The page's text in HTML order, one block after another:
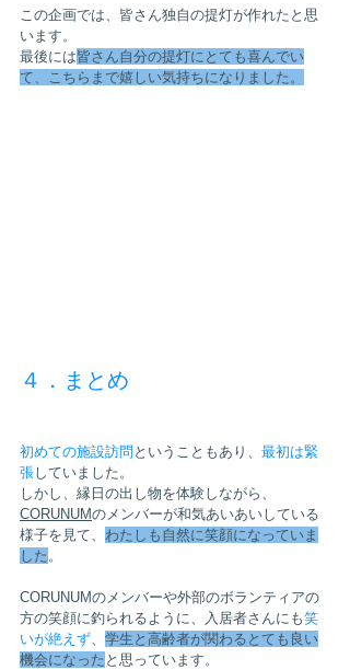
この企画では、皆さん独自の提灯が作れたと思
います。
最後には皆さん自分の提灯にとても喜んでい
て、こちらまで嬉しい気持ちになりました。
４．まとめ
初めての施設訪問 ということもあり、 最初は緊
張していました。
しかし、縁日の出し物を体験しながら、
CORUNUMのメンバーが和気あいあいしている
様子を見て、 わたしも自然に笑顔になっていま
した 。
CORUNUMのメンバーや外部のボランティアの
方の笑顔に釣られるように、入居者さんにも笑
いが絶えず、 学生と高齢者が関わるとても良い
機会になった と思っています。